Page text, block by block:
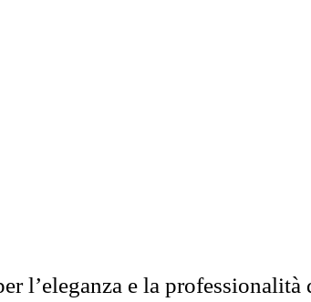
l’eleganza e la